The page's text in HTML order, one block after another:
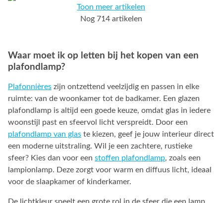
Toon meer artikelen
Nog 714 artikelen
Waar moet ik op letten bij het kopen van een
plafondlamp?
Plafonnières zijn ontzettend veelzijdig en passen in elke
ruimte: van de woonkamer tot de badkamer. Een glazen
plafondlamp is altijd een goede keuze, omdat glas in iedere
woonstijl past en sfeervol licht verspreidt. Door een
plafondlamp van glas te kiezen, geef je jouw interieur direct
een moderne uitstraling. Wil je een zachtere, rustieke
sfeer? Kies dan voor een stoffen plafondlamp, zoals een
lampionlamp. Deze zorgt voor warm en diffuus licht, ideaal
voor de slaapkamer of kinderkamer.